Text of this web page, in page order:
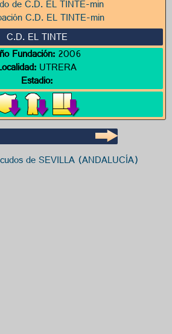
C.D. EL TINTE
Fundación:2006
UTRERA
Estadio:
de SEVILLA (ANDALUCÍA)